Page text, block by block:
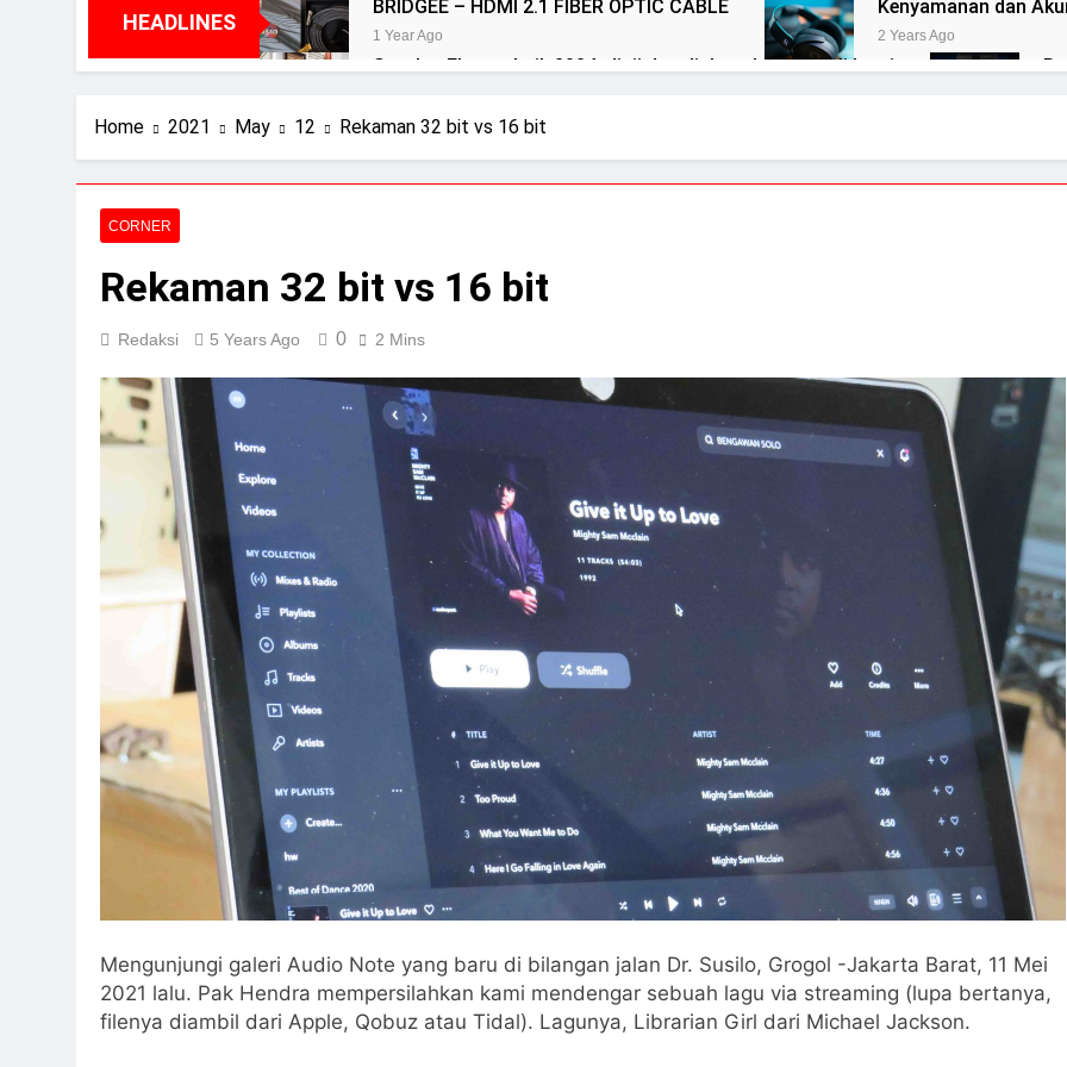
HEADLINES
BRIDGEE – HDMI 2.1 FIBER OPTIC CABLE
1 Year Ago
Kenyamanan dan
2 Years Ago
Speaker Elac terbaik 2024: diuji dan diulas oleh tim ahli kami
Review Aurender ACS 10
Review Neumann NDH-20 14 soundtrack video game terbaik
2 Years Ago
Home 2021 May 12 Rekaman 32 bit vs 16 bit
CORNER
Rekaman 32 bit vs 16 bit
Redaksi 5 Years Ago 0 2 Mins
Mengunjungi galeri Audio Note yang baru di bilangan jalan Dr. Susilo, Grogol -Jakarta Barat, 11 Mei
2021 lalu. Pak Hendra mempersilahkan kami mendengar sebuah lagu via streaming (lupa bertanya,
filenya diambil dari Apple, Qobuz atau Tidal). Lagunya, Librarian Girl dari Michael Jackson.